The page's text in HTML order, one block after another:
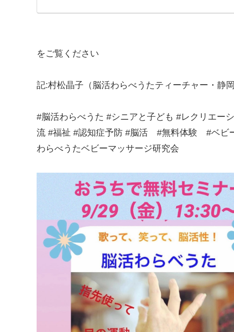
をご覧ください
記:村松晶子（脳活わらべうたティーチャー・静岡
#脳活わらべうた #シニアと子ども #レクリエー
流 #福祉 #認知症予防 #脳活 #無料体験 #ベビ
わらべうたベビーマッサージ研究会